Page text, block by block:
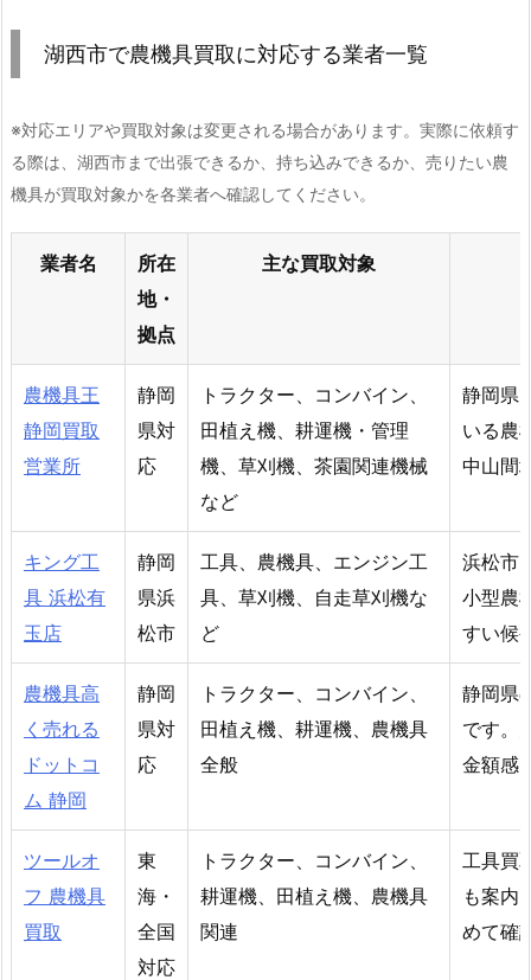
湖西市で農機具買取に対応する業者一覧
※対応エリアや買取対象は変更される場合があります。実際に依頼す
る際は、湖西市まで出張できるか、持ち込みできるか、売りたい農
機具が買取対象かを各業者へ確認してください。
業者名
所在
地・
拠点
主な買取対象
農機具王
静岡買取
営業所
静岡
県対
応
トラクター、コンバイン、
田植え機、耕運機・管理
機、草刈機、茶園関連機械
など
静岡県
いる農
中山間
キング工
具 浜松有
玉店
静岡
県浜
松市
工具、農機具、エンジン工
具、草刈機、自走草刈機な
ど
浜松市
小型農
すい候
農機具高
く売れる
ドットコ
ム 静岡
静岡
県対
応
トラクター、コンバイン、
田植え機、耕運機、農機具
全般
静岡県
です。
金額感
ツールオ
フ 農機具
買取
東
海・
全国
対応
トラクター、コンバイン、
耕運機、田植え機、農機具
関連
工具買
も案内
めて確